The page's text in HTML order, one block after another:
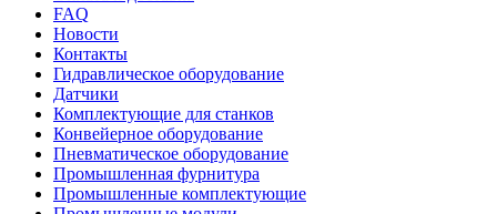
FAQ
Новости
Контакты
Гидравлическое оборудование
Датчики
Комплектующие для станков
Конвейерное оборудование
Пневматическое оборудование
Промышленная фурнитура
Промышленные комплектующие